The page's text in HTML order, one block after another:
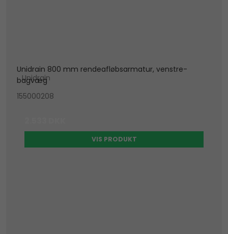
Unidrain 800 mm rendeafløbsarmatur, venstre-
bagvæg
Unidrain
155000208
VIS PRODUKT